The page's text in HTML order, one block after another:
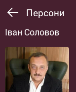
Персони
Іван Соловов